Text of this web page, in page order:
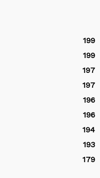
199
199
197
197
196
196
194
193
179